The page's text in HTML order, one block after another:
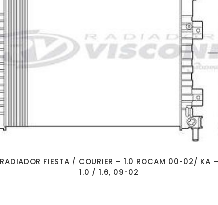
RADIADOR FIESTA / COURIER – 1.0 ROCAM 00-02/ KA –
1.0 / 1.6, 09-02